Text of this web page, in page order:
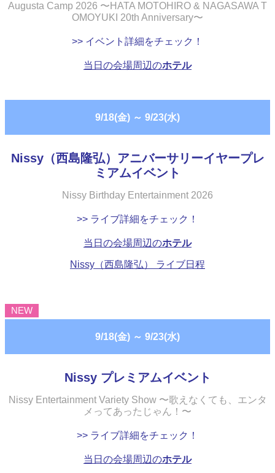
Augusta Camp 2026 〜HATA MOTOHIRO & NAGASAWA T
OMOYUKI 20th Anniversary〜
>> イベント詳細をチェック！
当日の会場周辺のホテル
9/18(金) ～ 9/23(水)
Nissy（西島隆弘）アニバーサリーイヤープレ
ミアムイベント
Nissy Birthday Entertainment 2026
>> ライブ詳細をチェック！
当日の会場周辺のホテル
Nissy（西島隆弘） ライブ日程
NEW
9/18(金) ～ 9/23(水)
Nissy プレミアムイベント
Nissy Entertainment Variety Show 〜歌えなくても、エンタ
メってあったじゃん！〜
>> ライブ詳細をチェック！
当日の会場周辺のホテル